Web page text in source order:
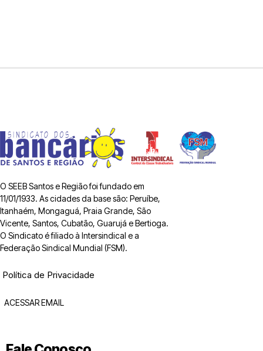
O SEEB Santos e Região foi fundado em
11/01/1933. As cidades da base são: Peruíbe,
Itanhaém, Mongaguá, Praia Grande, São
Vicente, Santos, Cubatão, Guarujá e Bertioga.
O Sindicato é filiado à Intersindical e a
Federação Sindical Mundial (FSM).
Política de Privacidade
ACESSAR EMAIL